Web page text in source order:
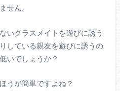
せん。
いクラスメイトを遊びに誘う
している親友を遊びに誘うの
いでしょうか？
うが簡単ですよね？